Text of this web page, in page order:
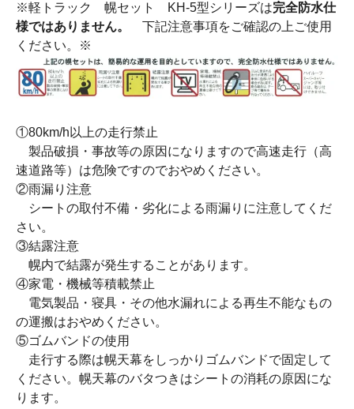
※軽トラック 幌セット KH-5型シリーズは完全防水仕
様ではありません。
下記注意事項をご確認の上ご使用
ください。※
①80km/h以上の走行禁止
製品破損・事故等の原因になりますので高速走行（高
速道路等）は危険ですのでおやめください。
②雨漏り注意
シートの取付不備・劣化による雨漏りに注意してくだ
さい。
③結露注意
幌内で結露が発生することがあります。
④家電・機械等積載禁止
電気製品・寝具・その他水漏れによる再生不能なもの
の運搬はおやめください。
⑤ゴムバンドの使用
走行する際は幌天幕をしっかりゴムバンドで固定して
ください。幌天幕のバタつきはシートの消耗の原因にな
ります。